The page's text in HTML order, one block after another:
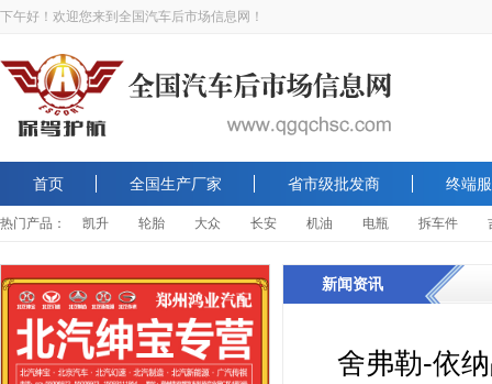
下午好！欢迎您来到全国汽车后市场信息网！
首页 全国生产厂家 省市级批发商 终端
热门产品： 凯升 轮胎 大众 长安 机油 电瓶 拆车件
新闻资讯
舍弗勒-依